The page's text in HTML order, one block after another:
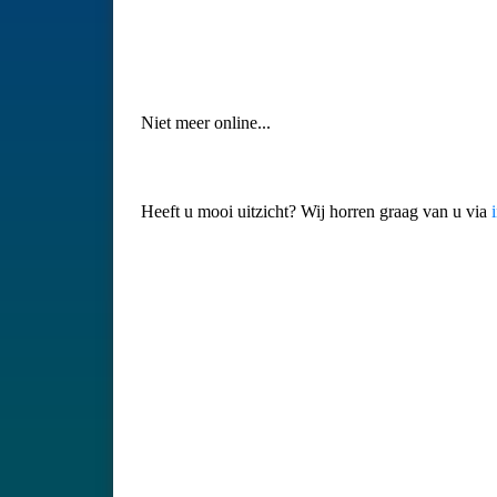
Niet meer online...
Heeft u mooi uitzicht? Wij horren graag van u via